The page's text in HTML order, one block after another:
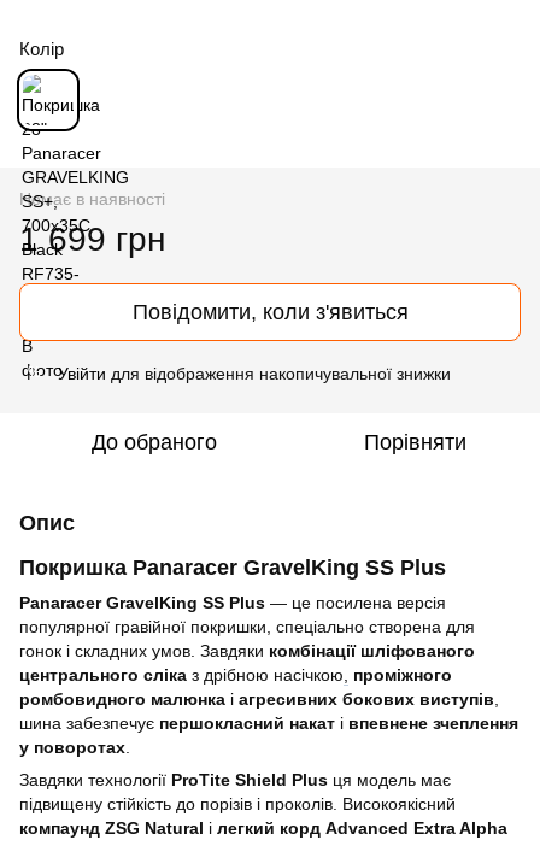
Колір
Немає в наявності
1 699 грн
Повідомити, коли з'явиться
% Увійти для відображення накопичувальної знижки
До обраного Порівняти
Опис
Покришка Panaracer GravelKing SS Plus
Panaracer GravelKing SS Plus — це посилена версія
популярної гравійної покришки, спеціально створена для
гонок і складних умов. Завдяки комбінації шліфованого
центрального сліка з дрібною насічкою
проміжного
ромбовидного малюнка і агресивних бокових виступів
шина забезпечує першокласний накат і впевнене зчеплення
у поворотах
Завдяки технології ProTite Shield Plus ця модель має
підвищену стійкість до порізів і проколів. Високоякісний
компаунд ZSG Natural і легкий корд Advanced Extra Alpha